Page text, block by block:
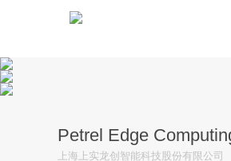
Petrel Edge
上海上实龙创智能科技股份有限公司